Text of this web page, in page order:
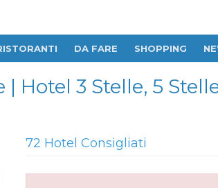
DA FARE SHOPPING
Hotel 3 Stelle, 5
72 Hotel Consigliati